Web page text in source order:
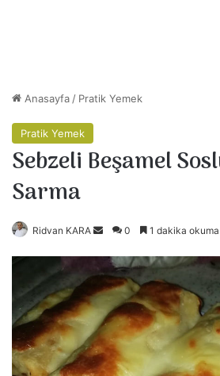
Anasayfa / Pratik Yemek
Pratik Yemek
Sebzeli Beşamel
Sarma
Ridvan KARA
e
-
p
o
s
0 1 dakika